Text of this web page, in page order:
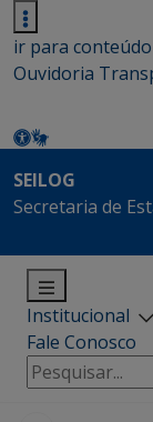
ir para conteúdo
Ouvidoria
SEILOG
Secretaria de
Institucional
Fale Conosco
Pesquisar
por: